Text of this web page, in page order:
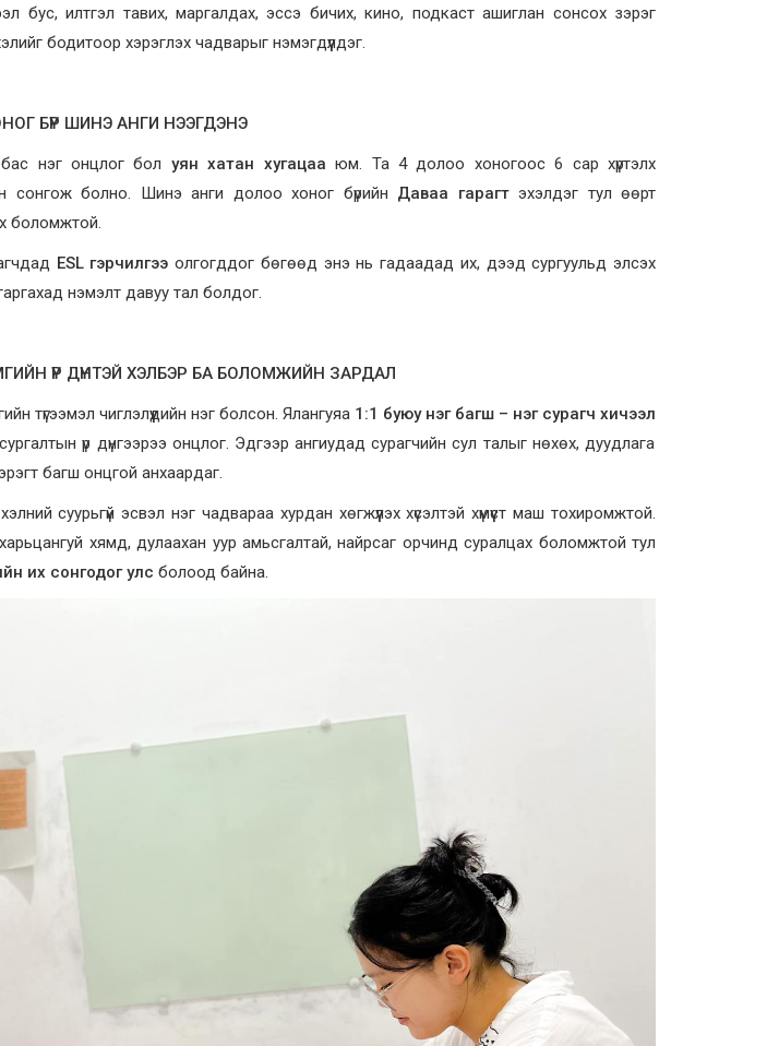
бус, илтгэл тавих, маргалдах, эссэ бичих, кино, подкаст ашиглан сонсох зэрэг
бодитоор хэрэглэх чадварыг нэмэгдүүлдэг.
БҮР ШИНЭ АНГИ НЭЭГДЭНЭ
нэг онцлог бол уян хатан хугацаа юм. Та 4 долоо хоногоос 6 сар хүртэлх
сонгож болно. Шинэ анги долоо хоног бүрийн Даваа гарагтэхэлдэг тул өөрт
боломжтой.
ESL гэрчилгээ олгогддог бөгөөд энэ нь гадаадад их, дээд сургуульд элсэх
нэмэлт давуу тал болдог.
ҮР ДҮНТЭЙ ХЭЛБЭР БА БОЛОМЖИЙН ЗАРДАЛ
түгээмэл чиглэлүүдийн нэг болсон. Ялангуяа 1:1 буюу нэг багш – нэг сурагч хичээл
үр дүнгээрээ онцлог. Эдгээр ангиудад сурагчийн сул талыг нөхөх, дуудлага
багш онцгой анхаардаг.
суурьгүй эсвэл нэг чадвараа хурдан хөгжүүлэх хүсэлтэй хүмүүст маш тохиромжтой.
хямд, дулаахан уур амьсгалтай, найрсаг орчинд суралцах боломжтой тул
их сонгодог улс болоод байна.